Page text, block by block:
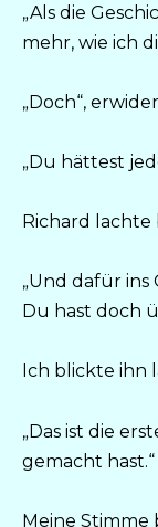
„Als die
mehr, wie ich
„Doch“,
„Du hättest
Richard lachte
„Und dafür ins
Du hast doch
Ich blickte ihn
„Das ist die
gemacht hast.“
Meine Stimme